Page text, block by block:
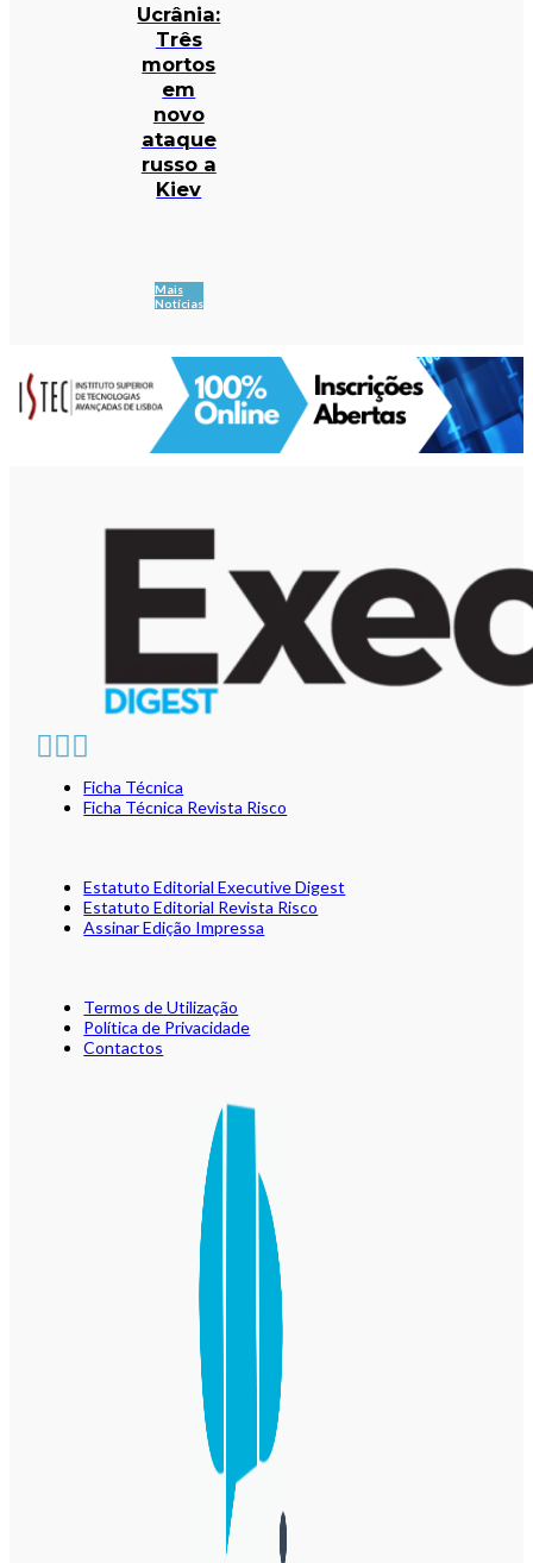
Ucrânia:
Três
mortos
em
novo
ataque
russo a
Kiev
Mais
Notícias
Ficha Técnica
Ficha Técnica Revista Risco
Estatuto Editorial Executive Digest
Estatuto Editorial Revista Risco
Assinar Edição Impressa
Termos de Utilização
Política de Privacidade
Contactos